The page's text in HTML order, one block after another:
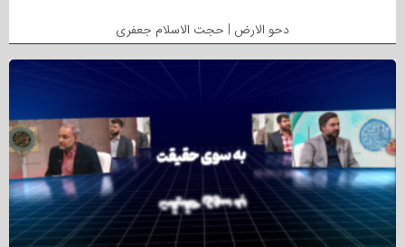
دحو الارض | حجت الاسلام جعفری